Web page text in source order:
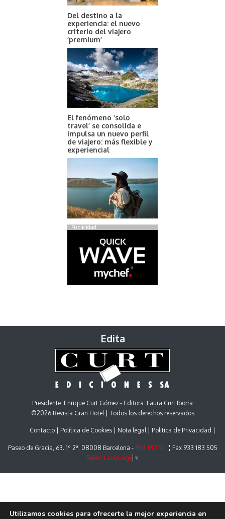
Del destino a la
experiencia: el nuevo
criterio del viajero
‘premium’
El fenómeno ‘solo
travel’ se consolida e
impulsa un nuevo perfil
de viajero: más flexible y
experiencial
Publicidad
Edita
Presidente: Enrique Curt Gómez - Editora: Laura Curt Iborra
©2026 Revista Gran Hotel | Todos los derechos reservados
Contacto Política de Cookies Nota legal Politica de Privacidad
Paseo de Gracia, 63. 1º 2ª. 08008 Barcelona - 933 180 101 ¦ Fax 933 183 505
Select Language ▼
Utilizamos cookies para ofrecerte la mejor experiencia en